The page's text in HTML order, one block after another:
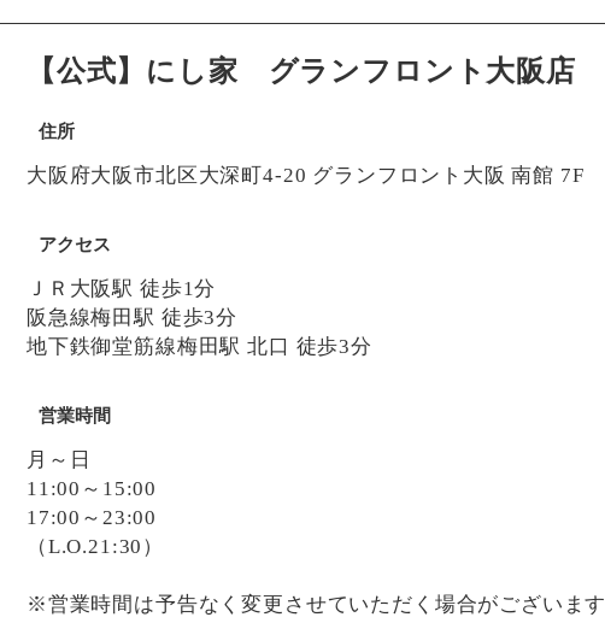
【公式】にし家 グランフロント大阪店
住所
大阪府大阪市北区大深町4-20 グランフロント大阪 南館 7F
アクセス
ＪＲ大阪駅 徒歩1分
阪急線梅田駅 徒歩3分
地下鉄御堂筋線梅田駅 北口 徒歩3分
営業時間
月～日
11:00～15:00
17:00～23:00
（L.O.21:30）
※営業時間は予告なく変更させていただく場合がございます